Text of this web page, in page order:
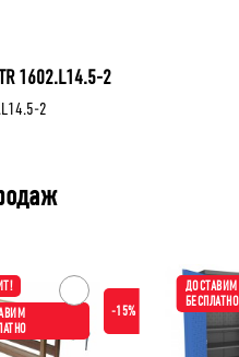
1602.L14.5-2
2
-15%
ДОСТАВИМ
БЕСПЛАТНО